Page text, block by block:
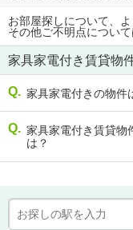
お部屋探しについて、
その他ご不明点につい
家具家電付き賃貸物
家具家電付きの物件
家具家電付き賃貸物
は？